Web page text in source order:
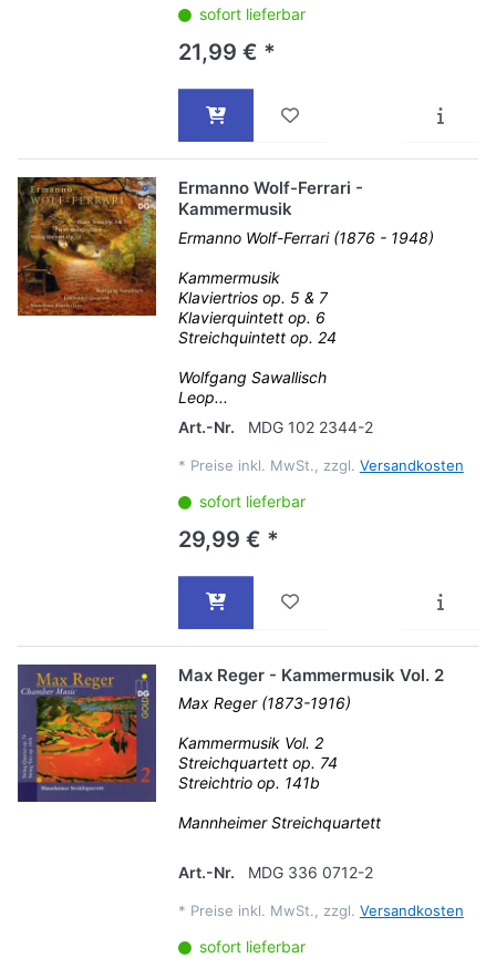
sofort lieferbar
21,99 € *
Ermanno Wolf-Ferrari -
Kammermusik
Ermanno Wolf-Ferrari (1876 - 1948)
Kammermusik
Klaviertrios op. 5 & 7
Klavierquintett op. 6
Streichquintett op. 24
Wolfgang Sawallisch
Leop...
Art.-Nr.
MDG 102 2344-2
* Preise inkl. MwSt., zzgl. Versandkosten
sofort lieferbar
29,99 € *
Max Reger - Kammermusik Vol. 2
Max Reger (1873-1916)
Kammermusik Vol. 2
Streichquartett op. 74
Streichtrio op. 141b
Mannheimer Streichquartett
Art.-Nr. MDG 336 0712-2
* Preise inkl. MwSt., zzgl. Versandkosten
sofort lieferbar